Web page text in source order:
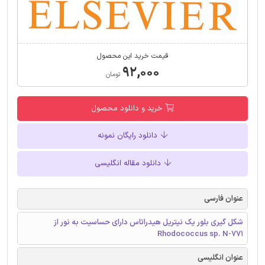
قیمت خرید این محصول
۹۲,۰۰۰ تومان
خرید و دانلود محصول
دانلود رایگان نمونه
دانلود مقاله انگلیسی
عنوان فارسی
شکل گیری بلور یک نیتریل هیدراتاس دارای حساسیت به نور از
Rhodococcus sp. N-771
عنوان انگلیسی